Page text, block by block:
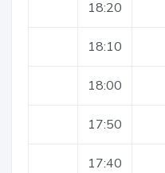
18:20
18:10
18:00
17:50
17:40